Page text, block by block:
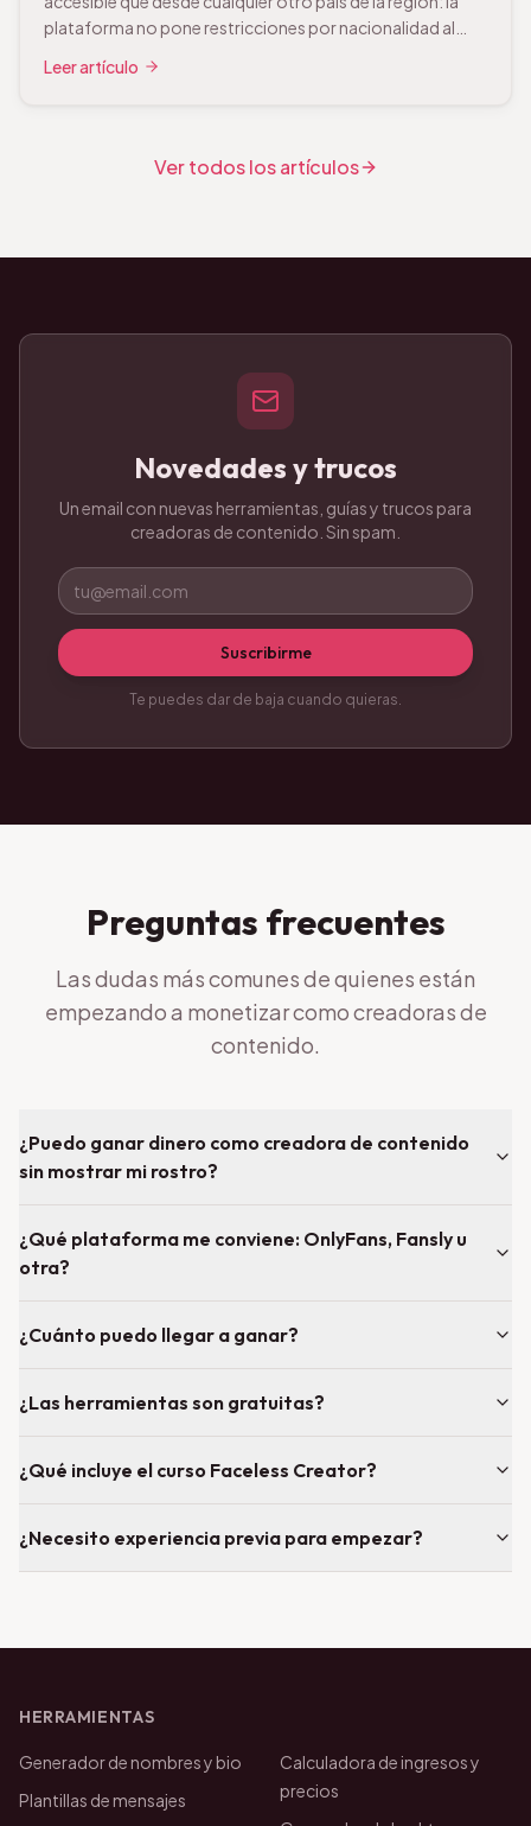
plataforma no pone restricciones por nacionalidad al
documento de verificación y en el cobro, así que vamos
Leer artículo
Ver todos los artículos
Novedades y trucos
Un email con nuevas herramientas, guías y trucos para
creadoras de contenido. Sin spam.
Suscribirme
Te puedes dar de baja cuando quieras.
Preguntas frecuentes
Las dudas más comunes de quienes están
empezando a monetizar como creadoras de
contenido.
¿Puedo ganar dinero como creadora de contenido
sin mostrar mi rostro?
¿Qué plataforma me conviene: OnlyFans, Fansly u
otra?
¿Cuánto puedo llegar a ganar?
¿Las herramientas son gratuitas?
¿Qué incluye el curso Faceless Creator?
¿Necesito experiencia previa para empezar?
HERRAMIENTAS
Generador de nombres y bio
Plantillas de mensajes
Calculadora de ingresos y
precios